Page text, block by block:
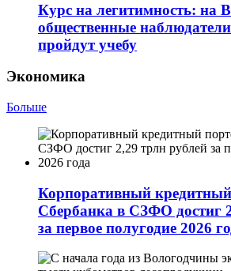
Курс на легитимность: на
общественные
пройдут учебу
Экономика
Больше
Корпоративный
Сбербанка в СЗФО достиг
за первое полугодие 2026